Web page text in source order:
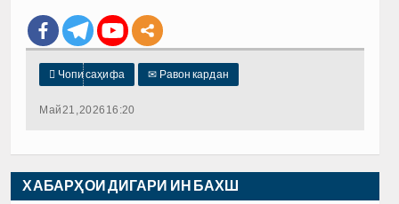
 Чопи саҳифа ✉ Равон кардан
Май 21, 2026 16:20
ХАБАРҲОИ ДИГАРИ ИН БАХШ